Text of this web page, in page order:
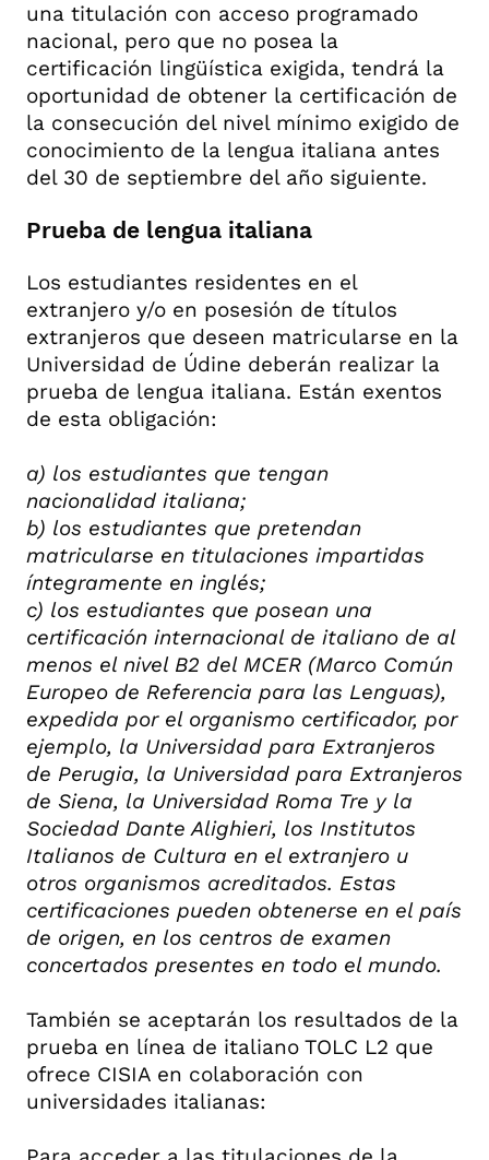
una titulación con acceso programado
nacional, pero que no posea la
certificación lingüística exigida, tendrá la
oportunidad de obtener la certificación de
la consecución del nivel mínimo exigido de
conocimiento de la lengua italiana antes
del 30 de septiembre del año siguiente.
Prueba de lengua italiana
Los estudiantes residentes en el
extranjero y/o en posesión de títulos
extranjeros que deseen matricularse en la
Universidad de Údine deberán realizar la
prueba de lengua italiana. Están exentos
de esta obligación:
a) los estudiantes que tengan
nacionalidad italiana;
b) los estudiantes que pretendan
matricularse en titulaciones impartidas
íntegramente en inglés;
c) los estudiantes que posean una
certificación internacional de italiano de al
menos el nivel B2 del MCER (Marco Común
Europeo de Referencia para las Lenguas),
expedida por el organismo certificador, por
ejemplo, la Universidad para Extranjeros
de Perugia, la Universidad para Extranjeros
de Siena, la Universidad Roma Tre y la
Sociedad Dante Alighieri, los Institutos
Italianos de Cultura en el extranjero u
otros organismos acreditados. Estas
certificaciones pueden obtenerse en el país
de origen, en los centros de examen
concertados presentes en todo el mundo.
También se aceptarán los resultados de la
prueba en línea de italiano TOLC L2 que
ofrece CISIA en colaboración con
universidades italianas: